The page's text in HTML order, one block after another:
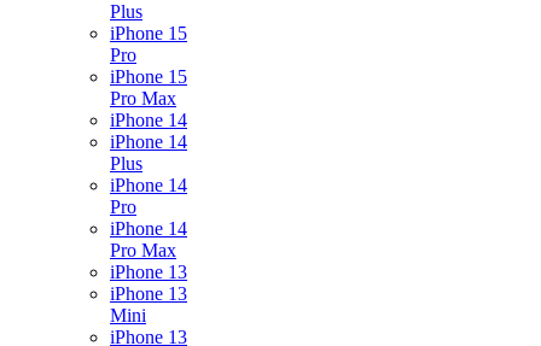
Plus
iPhone 15
Pro
iPhone 15
Pro Max
iPhone 14
iPhone 14
Plus
iPhone 14
Pro
iPhone 14
Pro Max
iPhone 13
iPhone 13
Mini
iPhone 13